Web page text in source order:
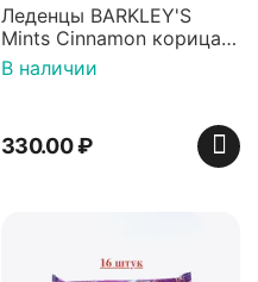
Леденцы BARKLEY'S
Mints Cinnamon корица
50г, Нидерланды
В наличии
330.00₽